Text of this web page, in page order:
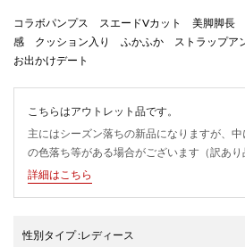
コラボパンプス スエードVカット 美脚脚
感 クッション入り ふかふか ストラップア
お出かけデート
こちらはアウトレット品です。
主にはシーズン落ちの新品になりますが、
の色落ち等がある場合がございます（訳あり
詳細はこちら
性別タイプ:レディース